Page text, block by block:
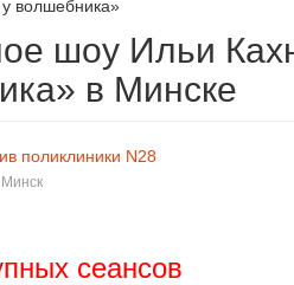
волшебника»
шоу Ильи
в Минске
поликлиники N28
Минск
сеансов